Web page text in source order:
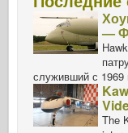
—
служивший с 1969
The